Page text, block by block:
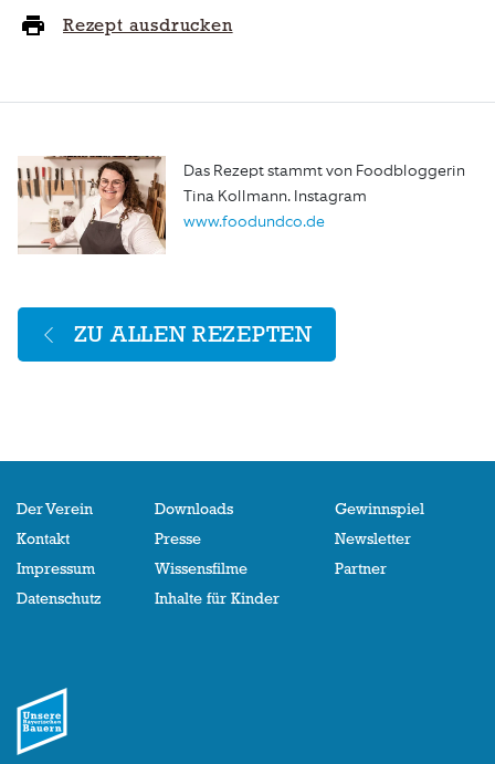
Rezept ausdrucken
Das Rezept stammt von Foodbloggerin
Tina Kollmann. Instagram
www.foodundco.de
ZU ALLEN REZEPTEN
Der Verein
Kontakt
Impressum
Datenschutz
Downloads
Presse
Wissensfilme
Inhalte für Kinder
Gewinnspiel
Newsletter
Partner